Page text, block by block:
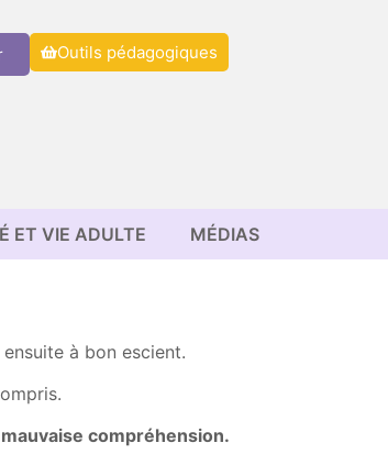
Outils pédagogiques
ET VIE ADULTE MÉDIAS
à bon escient.
compréhension.